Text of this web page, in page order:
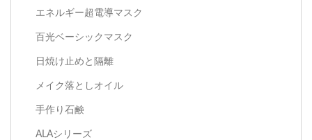
エネルギー超電導マスク
百光ベーシックマスク
日焼け止めと隔離
メイク落としオイル
手作り石鹸
ALAシリーズ